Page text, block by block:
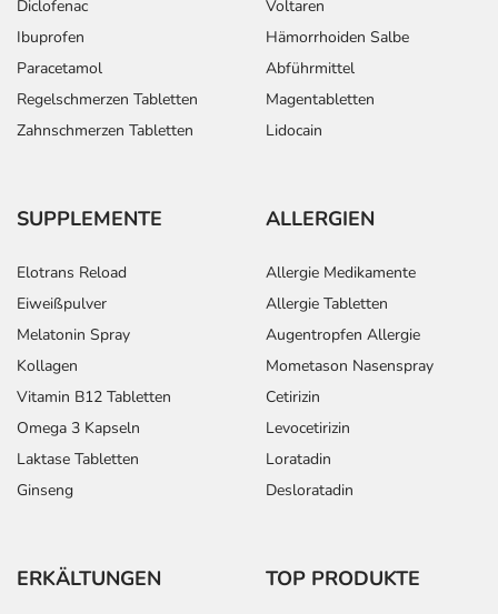
Diclofenac
Ibuprofen
Paracetamol
Regelschmerzen Tabletten
Zahnschmerzen Tabletten
Voltaren
Hämorrhoiden Salbe
Abführmittel
Magentabletten
Lidocain
SUPPLEMENTE
Elotrans Reload
Eiweißpulver
Melatonin Spray
Kollagen
Vitamin B12 Tabletten
Omega 3 Kapseln
Laktase Tabletten
Ginseng
ALLERGIEN
Allergie Medikamente
Allergie Tabletten
Augentropfen Allergie
Mometason Nasenspray
Cetirizin
Levocetirizin
Loratadin
Desloratadin
ERKÄLTUNGEN TOP PRODUKTE